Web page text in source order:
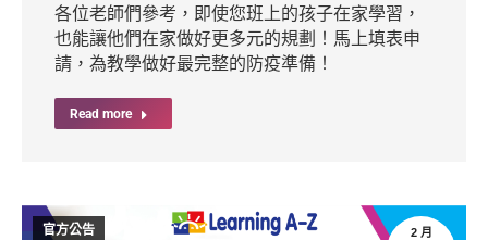
各位老師們參考，即使您班上的孩子在家學習，
也能讓他們在家做好更多元的規劃！馬上填表申
請，為教學做好最完整的防疫準備！
Read more
2 月
官方公告